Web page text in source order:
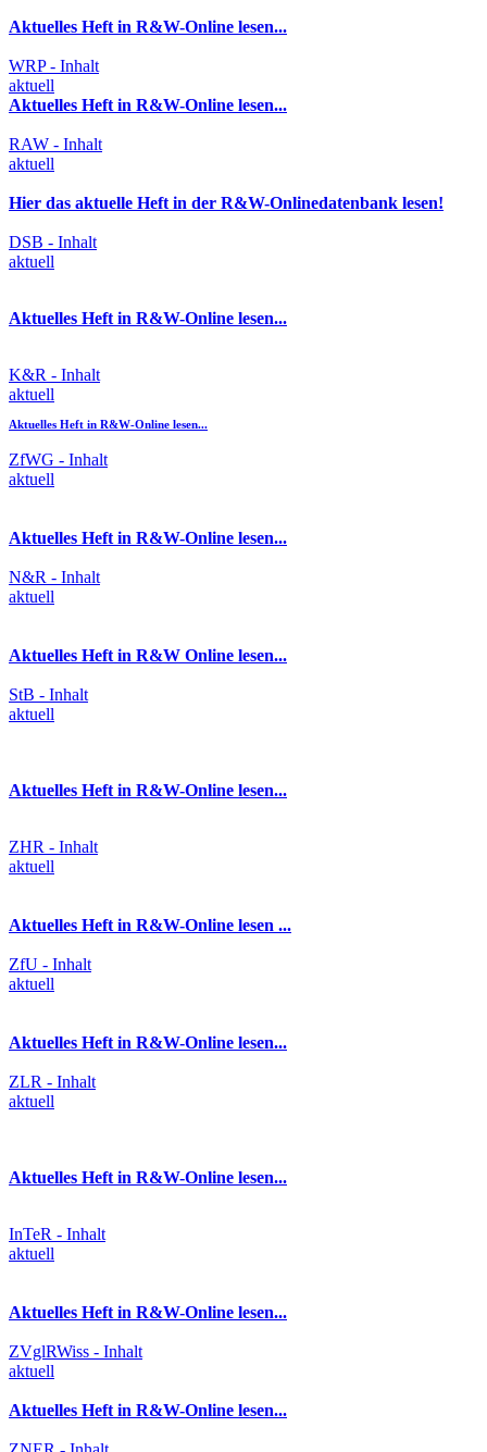
Aktuelles Heft in R&W-Online lesen...
WRP - Inhalt
aktuell
Aktuelles Heft in R&W-Online lesen...
RAW - Inhalt
aktuell
Hier das aktuelle Heft in der R&W-Onlinedatenbank lesen!
DSB - Inhalt
aktuell
Aktuelles Heft in R&W-Online lesen...
K&R - Inhalt
aktuell
Aktuelles Heft in R&W-Online lesen...
ZfWG - Inhalt
aktuell
Aktuelles Heft in R&W-Online lesen...
N&R - Inhalt
aktuell
Aktuelles Heft in R&W Online lesen...
StB - Inhalt
aktuell
Aktuelles Heft in R&W-Online lesen...
ZHR - Inhalt
aktuell
Aktuelles Heft in R&W-Online lesen ...
ZfU - Inhalt
aktuell
Aktuelles Heft in R&W-Online lesen...
ZLR - Inhalt
aktuell
Aktuelles Heft in R&W-Online lesen...
InTeR - Inhalt
aktuell
Aktuelles Heft in R&W-Online lesen...
ZVglRWiss - Inhalt
aktuell
Aktuelles Heft in R&W-Online lesen...